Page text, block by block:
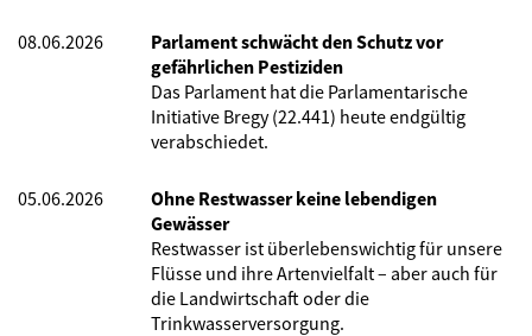
08.06.2026
Parlament schwächt den Schutz vor
gefährlichen Pestiziden
Das Parlament hat die Parlamentarische
Initiative Bregy (22.441) heute endgültig
verabschiedet.
05.06.2026
Ohne Restwasser keine lebendigen
Gewässer
Restwasser ist überlebenswichtig für unsere
Flüsse und ihre Artenvielfalt – aber auch für
die Landwirtschaft oder die
Trinkwasserversorgung.